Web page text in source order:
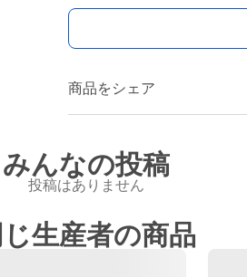
商品をシェア
みんなの投稿
投稿はありません
じ生産者の商品